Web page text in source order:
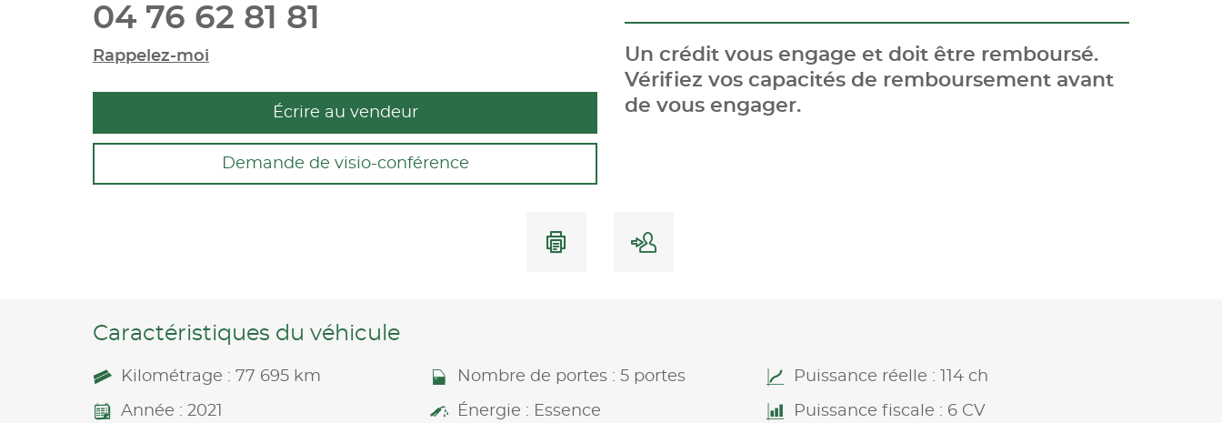
04 76 62 81 81
Rappelez-moi
Écrire au vendeur
Demande de visio-conférence
Un crédit vous engage et doit être remboursé.
Vérifiez vos capacités de remboursement avant
de vous engager.
Caractéristiques du véhicule
Kilométrage : 77 695 km Nombre de portes : 5 portes Puissance réelle : 114 ch
Année : 2021 Énergie : Essence Puissance fiscale : 6 CV